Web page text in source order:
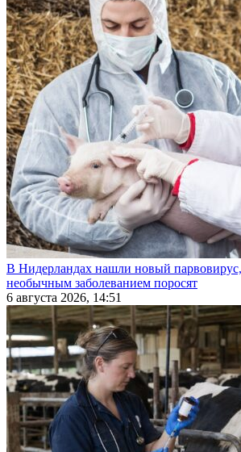
В Нидерландах нашли новый
необычным заболеванием поросят
6 августа 2026, 14:51